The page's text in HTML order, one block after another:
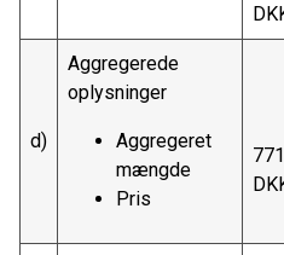
d)
Aggregerede
oplysninger
Aggregeret
mængde
Pris
771